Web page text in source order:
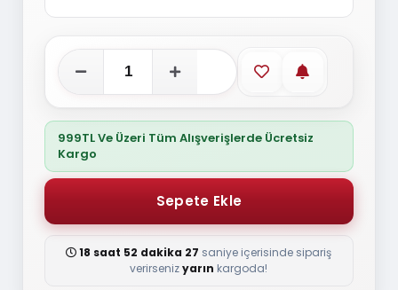
Favorilere ekle
Stoğa
999TL Ve Üzeri Tüm Alışverişlerde Ücretsiz
Kargo
18 saat 52 dakika 26 saniye içerisinde sipariş
verirsenizyarın kargoda!